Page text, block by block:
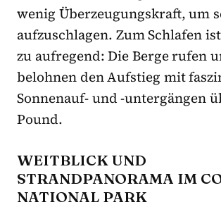
wenig Überzeugungskraft, um
aufzuschlagen. Zum Schlafen
zu aufregend: Die Berge rufen
belohnen den Aufstieg mit
Sonnenauf- und -untergängen
Pound.
WEITBLICK UND
STRANDPANORAMA IM
NATIONAL PARK